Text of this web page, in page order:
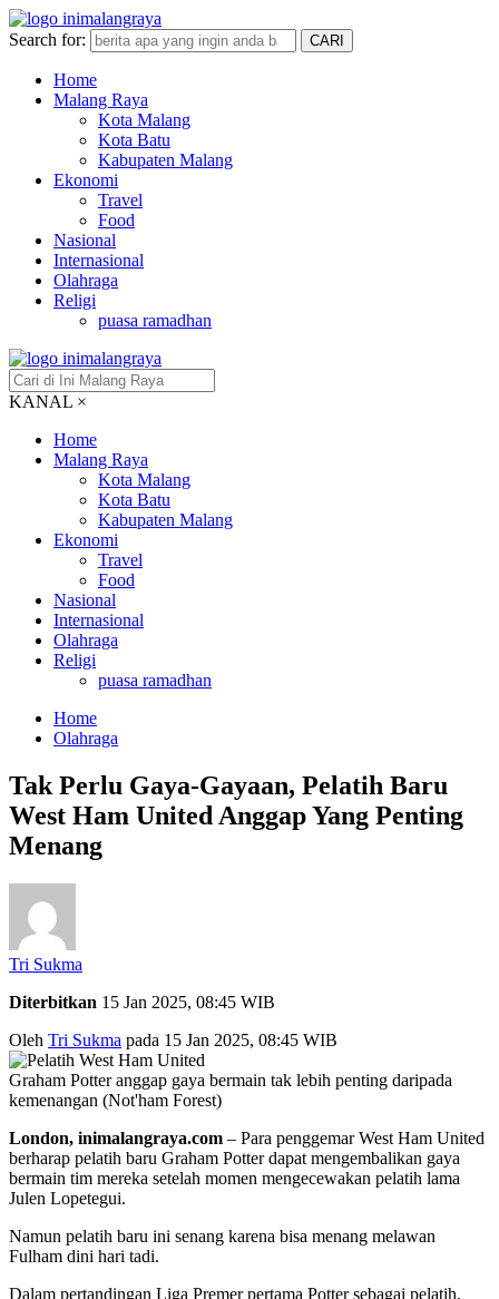
Search for: CARI
Home
Malang Raya
Kota Malang
Kota Batu
Kabupaten Malang
Ekonomi
Travel
Food
Nasional
Internasional
Olahraga
Religi
puasa ramadhan
KANAL ×
Home
Malang Raya
Kota Malang
Kota Batu
Kabupaten Malang
Ekonomi
Travel
Food
Nasional
Internasional
Olahraga
Religi
puasa ramadhan
Home
Olahraga
Tak Perlu Gaya-Gayaan, Pelatih Baru
West Ham United Anggap Yang Penting
Menang
Tri Sukma
Diterbitkan 15 Jan 2025, 08:45 WIB
Oleh Tri Sukma pada 15 Jan 2025, 08:45 WIB
Graham Potter anggap gaya bermain tak lebih penting daripada
kemenangan (Not'ham Forest)
London, inimalangraya.com – Para penggemar West Ham United
berharap pelatih baru Graham Potter dapat mengembalikan gaya
bermain tim mereka setelah momen mengecewakan pelatih lama
Julen Lopetegui.
Namun pelatih baru ini senang karena bisa menang melawan
Fulham dini hari tadi.
Dalam pertandingan Liga Premer pertama Potter sebagai pelatih,